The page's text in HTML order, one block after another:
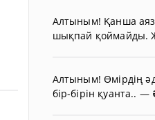
Алтыным! Қанша
шықпай қоймайды.
Алтыным! Өмірдің
бір-бірін қуанта.. —